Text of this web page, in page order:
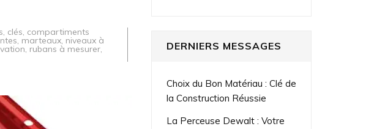
, clés, compartiments
, marteaux, niveaux à
, rubans à mesurer, DERNIERS MESSAGES
Choix du Bon Matériau : Clé de
la Construction Réussie
La Perceuse Dewalt : Votre